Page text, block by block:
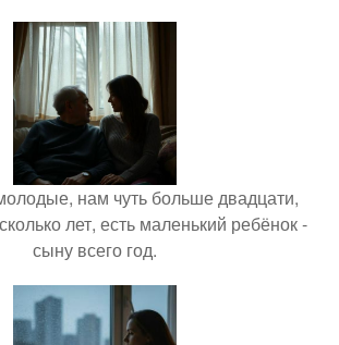
нам чуть больше двадцати,
лет, есть маленький ребёнок -
сыну всего год.